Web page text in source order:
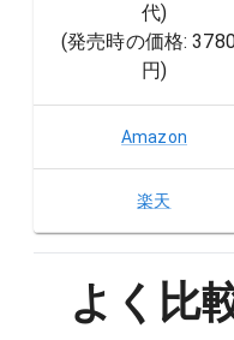
代)
(発売時の価格:
円)
Amazon
楽天
よく比